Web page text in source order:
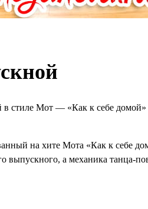
стиле Мот — «Как к себе
на хите Мота «Как к себе
а механика танца-